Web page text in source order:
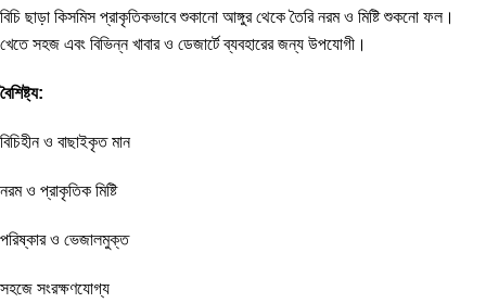
বিচি ছাড়া কিসমিস প্রাকৃতিকভাবে শুকানো আঙ্গুর থেকে তৈরি নরম ও মিষ্টি শুকনো ফল।
খেতে সহজ এবং বিভিন্ন খাবার ও ডেজার্টে ব্যবহারের জন্য উপযোগী।
বৈশিষ্ট্য:
বিচিহীন ও বাছাইকৃত মান
নরম ও প্রাকৃতিক মিষ্টি
পরিষ্কার ও ভেজালমুক্ত
সহজে সংরক্ষণযোগ্য